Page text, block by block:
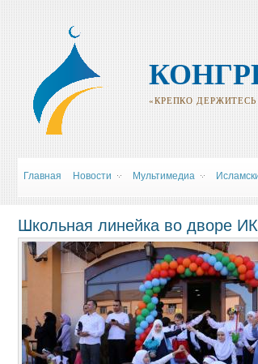
«КРЕПКО
Главная Новости Мультимедиа
Школьная линейка во дворе